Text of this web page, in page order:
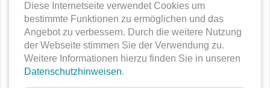
Postfach 20 0 1 43 • 01191
Dresden
Projektpartner
Diese Internetseite verwendet Cookies um
bestimmte Funktionen zu ermöglichen und das
Angebot zu verbessern. Durch die weitere Nutzung
der Webseite stimmen Sie der Verwendung zu.
Weitere Informationen hierzu finden Sie in unseren
Datenschutzhinweisen.